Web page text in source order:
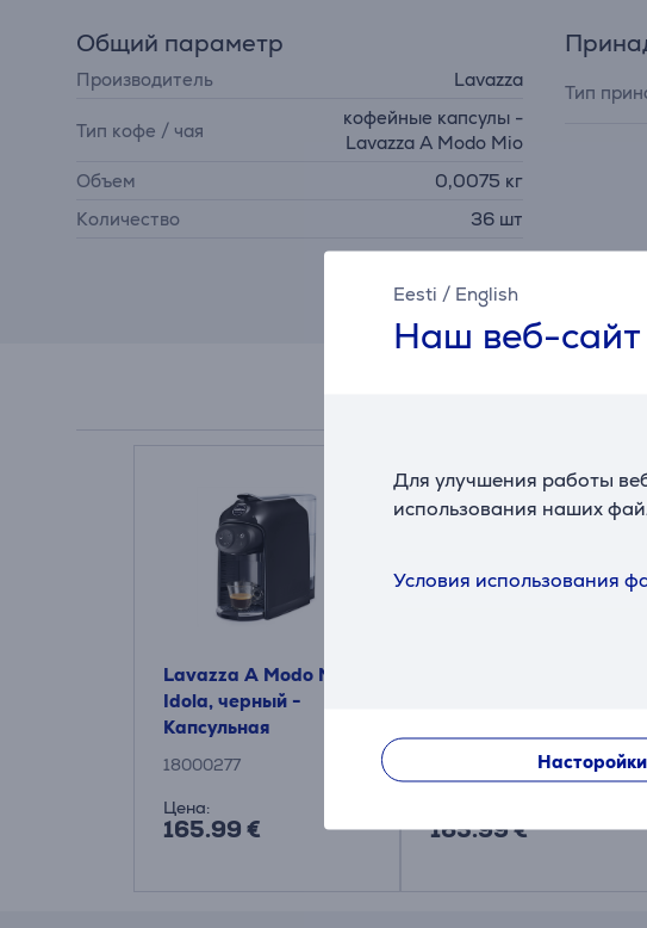
Eesti / English
Наш веб-сайт
Для улучшения работы
использования наших
Условия использования
Насторойки
Общий параметр
Производитель Lavazza
Тип кофе / чая
кофейные капсулы -
Lavazza A Modo Mio
Объем
0,0075 кг
Количество
36 шт
Тип
Lavazza A Modo Mio
Idola, черный -
Капсульная
кофеварка
18000277
Цена:
165.99 € 165.99 €